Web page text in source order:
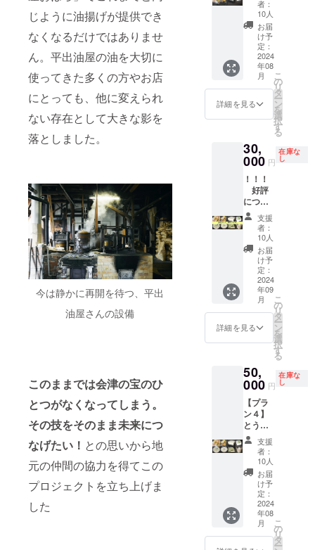
じように油揚げが提供でき
なくなるだけではありませ
ん。平出油屋の油を大切に
使ってきた多くの方やお店
にとっても、他に変えられ
ない存在として大きな影を
落としました。
今は静かに再開を待つ、平出
油屋さんの設備
このままでは会津の宝のひ
とつがなくなってしまう。
その技をそのまま未来につ
なげたい！ との思いから地
元の仲間の協力を得てこの
プロジェクトを立ち上げま
した
のクラ
ウド
ファン
ディン
グ感謝
掲示板
にお名
前掲載
者の
み、匿
期間：
事業が
存続す
る限り
・掲載
方法：
文字の
み、掲
載サイ
ズ 12ポ
イント
（50音
順） ・
支援
時、希
は備考
欄に掲
るお名
前とふ
りがな
をご記
入くだ
さい。
■プロ
ジェク
ト進捗
レポー
トメー
ルを毎
月送信
しま
す。
の味噌
漬け」1
丁（原
材料:国
産大
豆、天
然にが
り、国
など）
・「五
塩」
100g（
原材料:
海水
（五島
近
海））
■感謝の
気持ち
を込め
て、お
礼の
メッ
セージ
をお送
す。 ■
搾油施
ウド
ファン
ディン
グ感謝
掲示板
にお名
前掲載
（希望
者の
み、匿
名可）
・掲載
期間：
事業が
存続す
（330g)
２本 ■
感謝の
気持ち
を込め
て、お
礼の
メッ
をお送
りしま
設付近
のクラ
ウド
ファン
ディン
グ感謝
掲示板
にお名
前掲載
（希望
者の
み、匿
名可）
・掲載
期間：
存続す
る限り
文字の
み、掲
載サイ
ズ 12ポ
イント
（50音
順） ・
支援
時、希
望の方
は備考
欄に掲
載を希
望され
るお名
ト ・
「厚揚
げ」３
本入（
原材料:
国産大
豆、天
然にが
種油）
・「生
揚げ」6
（ 原材
料:国産
大豆、
天然に
がり、
菜種
油） ・
「もめ
ん豆
腐」1丁
（ 原材
料:国産
大豆、
天然に
がり）
幻郷」1
丁（ 原
豆、天
然にが
り） ・
「青寄
せ豆
腐」1丁
（ 原材
料:国産
青大
豆、天
然にが
り） ・
「白寄
せ豆
腐」1丁
付）
※2025
年10月
頃に喜
多方市
内で開
催 B.
油絞り
※2025
年10月
市内で
開催 C.
見学イ
ベント
（豆腐
料理
付）
※2025
年10月
以降に
喜多方
市内で
開催 ・
支援者
様の交
滞在
費：支
費や滞
在費は
各自で
ご負担
くださ
い。 ・
支援者
様との
連絡方
法：詳
細は
メール
で連絡
しま
す。 ----
-----------
をお送
りしま
す。 ■
搾油施
設付近
のクラ
ウド
ファン
グ感謝
掲示板
（希望
者の
み、匿
名可）
・掲載
期間：
事業が
存続す
る限り
・掲載
方法：
文字の
み、掲
載サイ
ズ 12ポ
（50音
順） ・
望の方
は備考
欄に掲
載を希
望され
るお名
前とふ
りがな
をご記
入くだ
さい。
■プロ
ジェク
ト進捗
レポー
内。
クール
便なの
で、お
受け取
りの日
程を
メール
させて
いただ
原材料
及び添
加物等
の食品
表示は
お届け
商品の
ラベル
に表記
されま
す。 商
品開封
前には
必ずお
届けの
ンに貼
付され
意書き
をご確
認くだ
さい。
※このプ
ランは5
万円
コー
ス、10
万円
コー
ス、30
万円
コー
ス、50
す。発
送は、
搾油施
設稼働
後の
2025年
秋の予
定。 ※
及び添
加物等
お届け
商品の
ラベル
に表記
されま
す。 商
品開封
前には
必ずお
届けの
リター
ンに貼
付され
たラベ
ルや注
をご確
認くだ
ランは
10万円
コー
ス、30
万円
コー
ス、50
万円
コー
ス、100
万円
コース
とで同
じリ
ターン
をはじ
め、協
力店よ
り提
供）を
送りま
す。発
送は、
搾油施
設稼働
定にな
りま
原材料
及び添
加物等
の食品
表示は
お届け
商品の
ラベル
に表記
されま
す。 商
品開封
必ずお
届けの
付され
たラベ
ルや注
意書き
をご確
認くだ
さい。
■菜種油
を味わ
うクッ
キー
（80g）
■感謝の
気持ち
を込め
楽しみ
揚げ
物・豆
腐セッ
ト 3万
円コー
ス 最後
の平出
油を使
用した
「厚揚
「生揚
げ」、
2024年
度東北
豆腐品
評会 金
賞（木
綿豆腐
部門）
の「も
めん豆
腐」、
同じく
金賞
（充填
豆腐部
門）の
は、ク
ラウド
ファン
ディン
グ終了
後から
2024年
内。
クール
便なの
で、お
受け取
りの日
程を
メール
で相談
者：
10人
お届
け予
定：
2024
年08
月
詳細を見る
こ
の
リ
タ
ー
ン
を
選
択
す
る
30,
000 円
在庫な
し
！！！
好評
につ
き、限
定10
セット
追
加 ！
！！
【プラ
ン４】
とうふ
屋おは
らのお
楽しみ
揚げ
腐セッ
ト 3万
円コー
ス 最後
の平出
油を使
用した
「厚揚
げ」、
「生揚
げ」、
2024年
度東北
豆腐品
評会 金
賞（木
支援
者：
10人
お届
け予
定：
2024
年09
月
詳細を見る
こ
の
リ
タ
ー
ン
を
選
択
す
る
50,
000 円
在庫な
し
【プラ
ン４】
とうふ
屋おは
らのお
楽しみ
揚げ
物・豆
腐セッ
ト 5万
円コー
ス 最後
の平出
支援
者：
10人
お届
け予
定：
2024
年08
月
こ
の
リ
タ
ー